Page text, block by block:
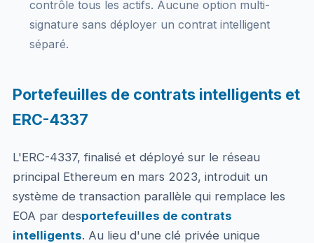
contrôle tous les actifs. Aucune option multi-
signature sans déployer un contrat intelligent
séparé.
Portefeuilles de contrats intelligents et
ERC-4337
L'ERC-4337, finalisé et déployé sur le réseau
principal Ethereum en mars 2023, introduit un
système de transaction parallèle qui remplace les
EOA par desportefeuilles de contrats
intelligents. Au lieu d'une clé privée unique